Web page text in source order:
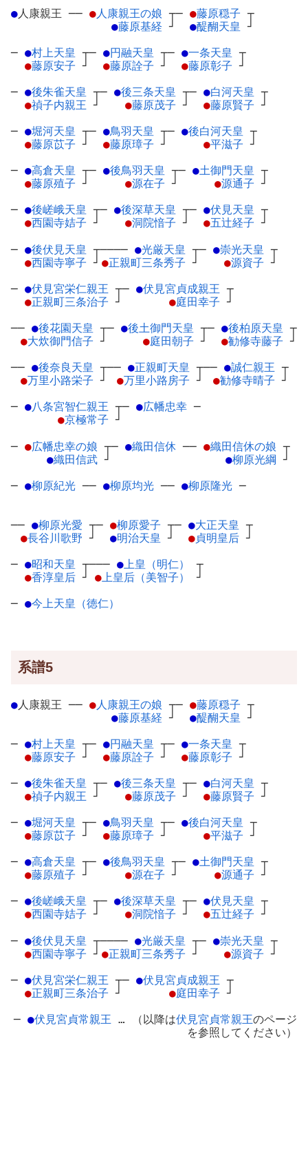
● 人康親王 ── ●人康親王の娘 ┬
●藤原基経 ┘
─ ●藤原穏子 ┬
●醍醐天皇 ┘
─ ●村上天皇 ┬
●藤原安子 ┘
─ ●円融天皇 ┬
●藤原詮子 ┘
─ ●一条天皇 ┬
●藤原彰子 ┘
─ ●後朱雀天皇 ┬
●禎子内親王 ┘
─ ●後三条天皇 ┬
●藤原茂子 ┘
─ ●白河天皇 ┬
●藤原賢子 ┘
─ ●堀河天皇 ┬
●藤原苡子 ┘
─ ●鳥羽天皇 ┬
●藤原璋子 ┘
─ ●後白河天皇 ┬
●平滋子 ┘
─ ●高倉天皇 ┬
●藤原殖子 ┘
─ ●後鳥羽天皇 ┬
●源在子 ┘
─ ●土御門天皇 ┬
●源通子 ┘
─ ●後嵯峨天皇 ┬
●西園寺姞子 ┘
─ ●後深草天皇 ┬
●洞院愔子 ┘
─ ●伏見天皇 ┬
●五辻経子 ┘
─ ●後伏見天皇 ┬
●西園寺寧子 ┘
──── ●光厳天皇 ┬
●正親町三条秀子 ┘
─ ●崇光天皇 ┬
●源資子 ┘
─ ●伏見宮栄仁親王 ┬
●正親町三条治子 ┘
─ ●伏見宮貞成親王 ┬
●庭田幸子 ┘
── ●後花園天皇 ┬
●大炊御門信子 ┘
─ ●後土御門天皇 ┬
●庭田朝子 ┘
─ ●後柏原天皇 ┬
●勧修寺藤子 ┘
── ●後奈良天皇 ┬
●万里小路栄子 ┘
── ●正親町天皇 ┬
●万里小路房子 ┘
── ●誠仁親王 ┬
●勧修寺晴子 ┘
─ ●八条宮智仁親王 ┬
●京極常子 ┘
─ ●広幡忠幸 ─
─ ●広幡忠幸の娘 ┬
●織田信武 ┘
─ ●織田信休 ── ●織田信休の娘 ┬
●柳原光綱 ┘
─ ●柳原紀光 ── ●柳原均光 ── ●柳原隆光 ─
── ●柳原光愛 ┬
●長谷川歌野 ┘
─ ●柳原愛子 ┬
●明治天皇 ┘
─ ●大正天皇 ┬
●貞明皇后 ┘
─ ●昭和天皇 ┬
●香淳皇后 ┘
─── ●上皇（明仁）
┬
●上皇后（美智子） ┘
─ ●今上天皇（徳仁）
系譜5
● 人康親王 ── ●人康親王の娘 ┬
●藤原基経 ┘
─ ●藤原穏子 ┬
●醍醐天皇 ┘
─ ●村上天皇 ┬
●藤原安子 ┘
─ ●円融天皇 ┬
●藤原詮子 ┘
─ ●一条天皇 ┬
●藤原彰子 ┘
─ ●後朱雀天皇 ┬
●禎子内親王 ┘
─ ●後三条天皇 ┬
●藤原茂子 ┘
─ ●白河天皇 ┬
●藤原賢子 ┘
─ ●堀河天皇 ┬
●藤原苡子 ┘
─ ●鳥羽天皇 ┬
●藤原璋子 ┘
─ ●後白河天皇 ┬
●平滋子 ┘
─ ●高倉天皇 ┬
●藤原殖子 ┘
─ ●後鳥羽天皇 ┬
●源在子 ┘
─ ●土御門天皇 ┬
●源通子 ┘
─ ●後嵯峨天皇 ┬
●西園寺姞子 ┘
─ ●後深草天皇 ┬
●洞院愔子 ┘
─ ●伏見天皇 ┬
●五辻経子 ┘
─ ●後伏見天皇 ┬
●西園寺寧子 ┘
──── ●光厳天皇 ┬
●正親町三条秀子 ┘
─ ●崇光天皇 ┬
●源資子 ┘
─ ●伏見宮栄仁親王 ┬
●正親町三条治子 ┘
─ ●伏見宮貞成親王 ┬
●庭田幸子 ┘
─ ●伏見宮貞常親王 … （以降は伏見宮貞常親王のページ
を参照してください）